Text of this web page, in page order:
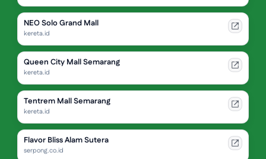
NEO Solo Grand Mall
kereta.id
Queen City Mall Semarang
kereta.id
Tentrem Mall Semarang
kereta.id
Flavor Bliss Alam Sutera
serpong.co.id